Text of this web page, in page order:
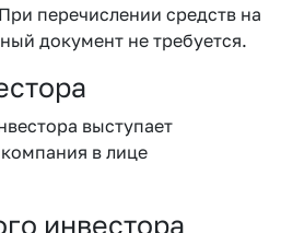
перечислении средств на
документ не требуется.
выступает
в лице
инвестора